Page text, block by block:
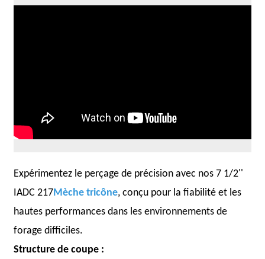
Expérimentez le perçage de précision avec nos 7 1/2''
IADC 217Mèche tricône, conçu pour la fiabilité et les
hautes performances dans les environnements de
forage difficiles.
Structure de coupe :